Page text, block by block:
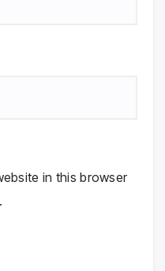
in this browser